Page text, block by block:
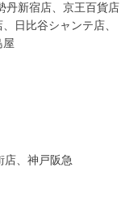
丹新宿店、京王百貨店
日比谷シャンテ店、
屋
店、神戸阪急